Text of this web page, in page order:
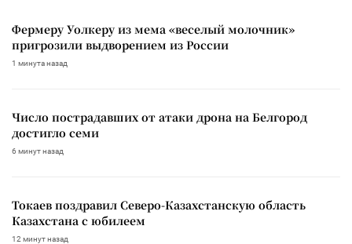
Фермеру Уолкеру из мема «веселый молочник»
пригрозили выдворением из России
1 минута назад
Число пострадавших от атаки дрона на Белгород
достигло семи
6 минут назад
Токаев поздравил Северо-Казахстанскую область
Казахстана с юбилеем
12 минут назад